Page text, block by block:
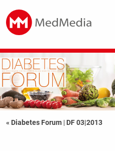
« Diabetes Forum | DF 03|2013